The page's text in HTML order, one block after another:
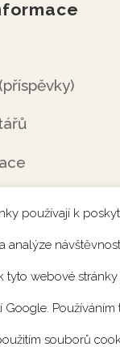
Menu
používají k
analýze
tyto webové
Google.
souborů